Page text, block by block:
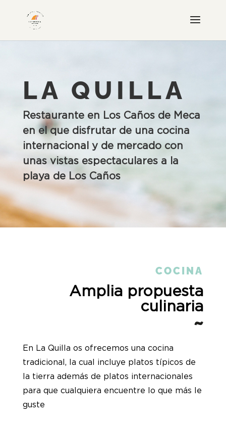
LA QUILLA
Restaurante en Los Caños de Meca
en el que disfrutar de una cocina
internacional y de mercado con
unas vistas espectaculares a la
playa de Los Caños
COCINA
Amplia propuesta
culinaria
En La Quilla os ofrecemos una cocina
tradicional, la cual incluye platos típicos de
la tierra además de platos internacionales
para que cualquiera encuentre lo que más le
guste